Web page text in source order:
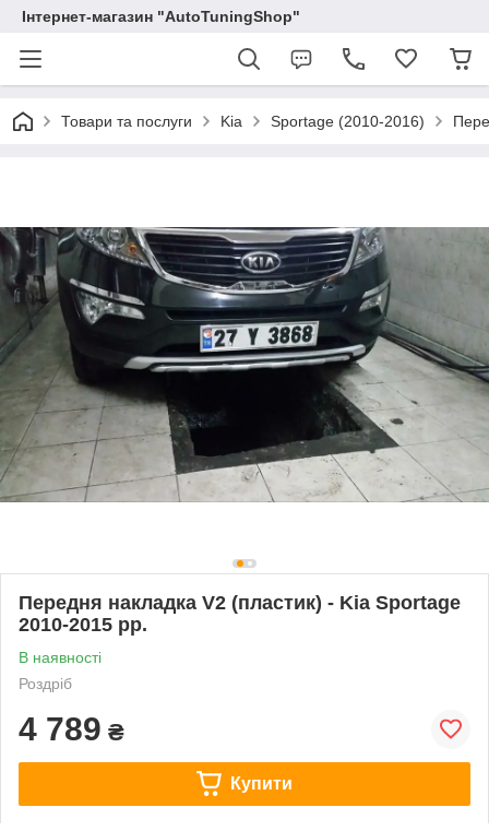
Інтернет-магазин "AutoTuningShop"
Товари та послуги Kia Sportage (2010-2016)
Передня накладка V2 (пластик) - Kia Sportage
2010-2015 рр.
В наявності
Роздріб
4 789 ₴
Купити